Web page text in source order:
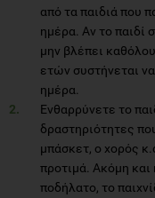
από τα παιδιά που
ημέρα. Αν το παιδί
μην βλέπει
ετών συστήνεται
ημέρα.
Ενθαρρύνετε το
δραστηριότητες
μπάσκετ, ο χορός
προτιμά. Ακόμη
ποδήλατο, το